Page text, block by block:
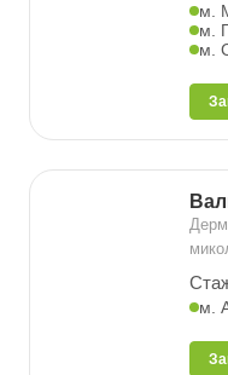
м.
м.
м.
м.